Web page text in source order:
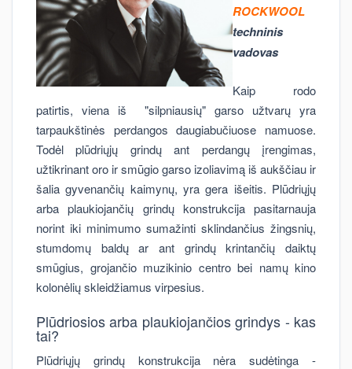
ROCKWOOL
techninis
vadovas
Kaip rodo
patirtis, viena iš "silpniausių" garso užtvarų yra
tarpaukštinės perdangos daugiabučiuose namuose.
Todėl plūdriųjų grindų ant perdangų įrengimas,
užtikrinant oro ir smūgio garso izoliavimą iš aukščiau ir
šalia gyvenančių kaimynų, yra gera išeitis. Plūdriųjų
arba plaukiojančių grindų konstrukcija pasitarnauja
norint iki minimumo sumažinti sklindančius žingsnių,
stumdomų baldų ar ant grindų krintančių daiktų
smūgius, grojančio muzikinio centro bei namų kino
kolonėlių skleidžiamus virpesius.
Plūdriosios arba plaukiojančios grindys - kas
tai?
Plūdriųjų grindų konstrukcija nėra sudėtinga -